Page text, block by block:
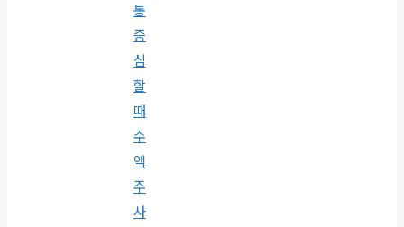
통
증
심
할
때
수
액
주
사